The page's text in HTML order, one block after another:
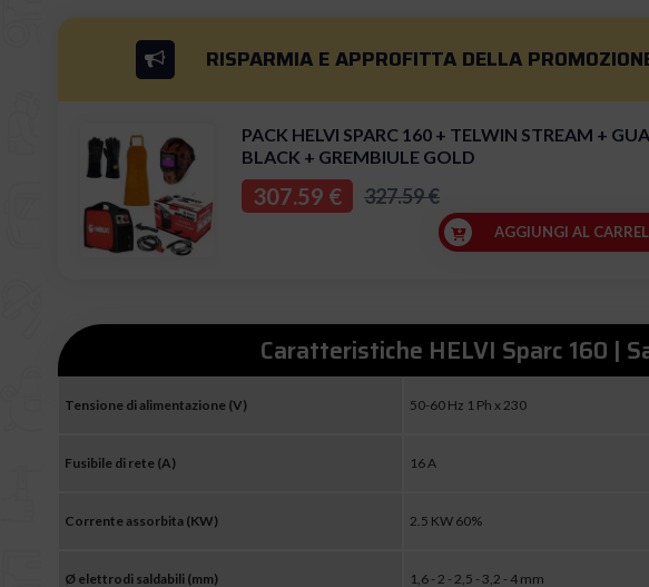
RISPARMIA E APPROFITTA DELLA
PACK HELVI SPARC 160 + TELWIN STREAM +
BLACK + GREMBIULE GOLD
307.59 € 327.59 €
AGGIUNGI AL
Caratteristiche HELVI Sparc 160 |
Tensione di alimentazione (V) 50-60 Hz 1 Ph x 230
Fusibile di rete (A) 16 A
Corrente assorbita (KW) 2.5 KW 60%
Ø elettrodi saldabili (mm) 1,6 - 2 - 2,5 - 3,2 - 4 mm